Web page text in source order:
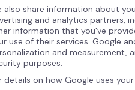
also share information about
and analytics partners,
information that you've
use of their services. Google
and measurement,
purposes.
details on how Google uses